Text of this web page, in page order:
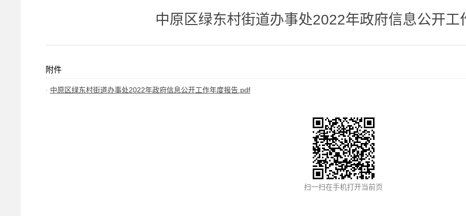
中原区绿东村街道办事处2022年政府信息公开工
附件
中原区绿东村街道办事处2022年政府信息公开工作年度报告.pdf